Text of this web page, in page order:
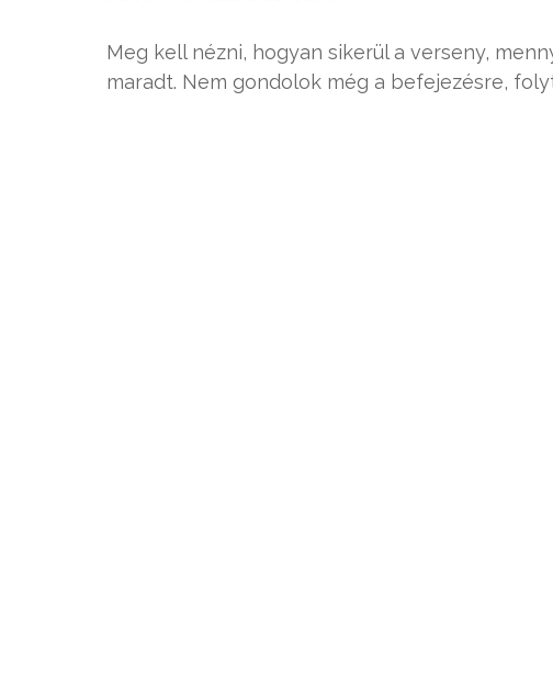
Meg kell nézni, hogyan sikerül a verseny,
maradt. Nem gondolok még a befejezésre,